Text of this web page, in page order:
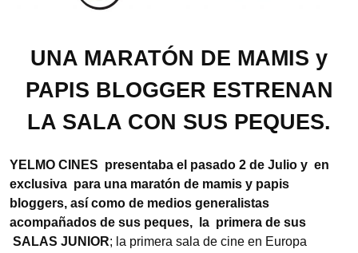
UNA MARATÓN DE MAMIS y
PAPIS BLOGGER ESTRENAN
LA SALA CON SUS PEQUES.
YELMO CINES presentaba el pasado 2 de Julio y en
exclusiva para una maratón de mamis y papis
bloggers, así como de medios generalistas
acompañados de sus peques, la primera de sus
SALAS JUNIOR; la primera sala de cine en Europa